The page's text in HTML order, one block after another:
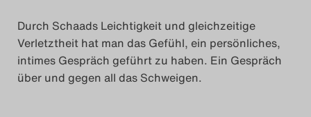
Durch Schaads Leichtigkeit und gleichzeitige
Verletztheit hat man das Gefühl, ein persönliches,
intimes Gespräch geführt zu haben. Ein Gespräch
über und gegen all das Schweigen.